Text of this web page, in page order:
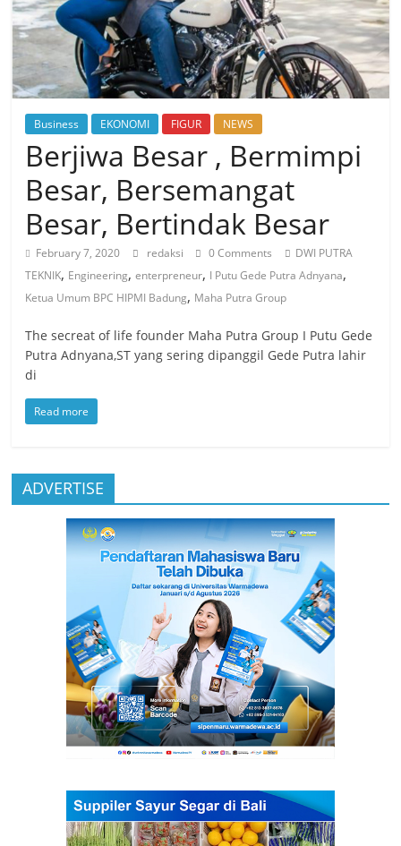
Business EKONOMI FIGUR NEWS
Berjiwa Besar , Bermimpi
Besar, Bersemangat
Besar, Bertindak Besar
February 7, 2020 redaksi 0 Comments
DWI PUTRA
TEKNIK, Engineering,enterpreneur, I Putu Gede Putra Adnyana,
Ketua Umum BPC HIPMI Badung, Maha Putra Group
The secreat of life founder Maha Putra Group I Putu Gede
Putra Adnyana,ST yang sering dipanggil Gede Putra lahir
di
Read more
ADVERTISE